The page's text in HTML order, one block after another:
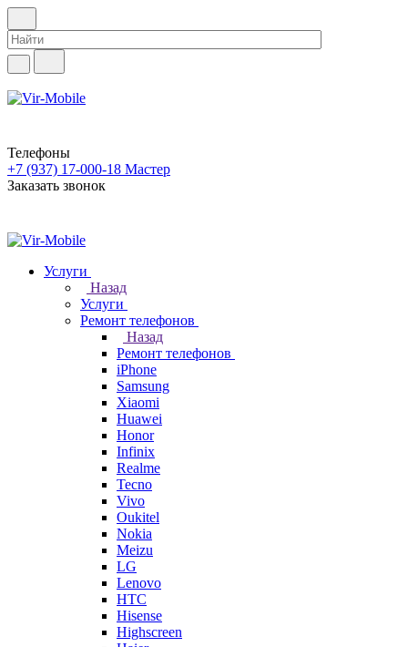
Телефоны
+7 (937) 17-000-18 Мастер
Заказать звонок
Услуги
Назад
Услуги
Ремонт телефонов
Назад
Ремонт телефонов
iPhone
Samsung
Xiaomi
Huawei
Honor
Infinix
Realme
Tecno
Vivo
Oukitel
Nokia
Meizu
LG
Lenovo
HTC
Hisense
Highscreen